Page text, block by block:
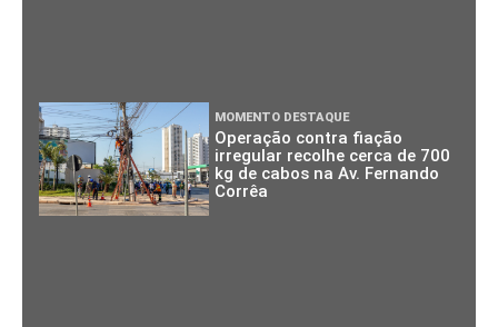
MOMENTO DESTAQUE
Operação contra fiação
irregular recolhe cerca de 700
kg de cabos na Av. Fernando
Corrêa